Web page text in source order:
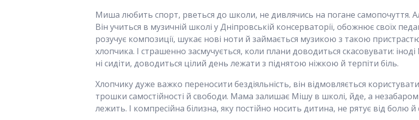
Миша любить спорт, рветься до школи, не дивлячись на погане самопочуття.
Він учиться в музичній школі у Дніпровській консерваторії, обожнює своїх
розучує композиції, шукає нові ноти й займається музикою з такою
хлопчика. І страшенно засмучується, коли плани доводиться скасовувати:
ні сидіти, доводиться цілий день лежати з піднятою ніжкою й терпіти біль.
Хлопчику дуже важко переносити бездіяльність, він відмовляється
трошки самостійності й свободи. Мама залишає Мішу в школі, йде, а
лежить. І компресійна білизна, яку постійно носить дитина, не рятує від болю й